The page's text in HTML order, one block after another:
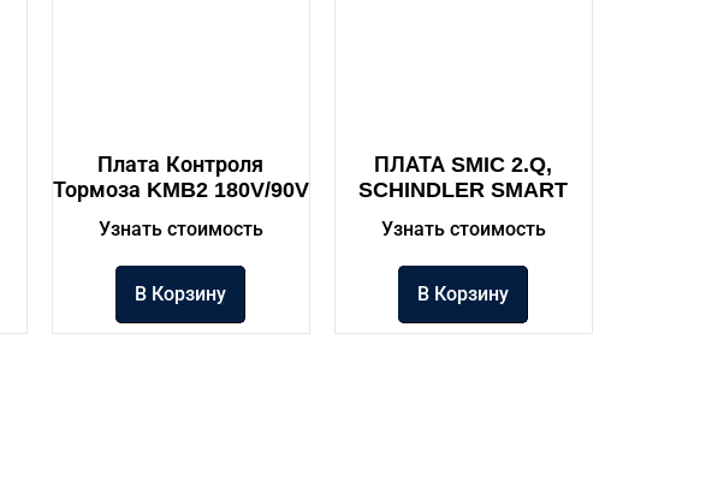
Плата Контроля
Тормоза KMB2 180V/90V
Узнать стоимость
В Корзину
ПЛАТА SMIC 2.Q,
SCHINDLER SMART
Узнать стоимость
В Корзину